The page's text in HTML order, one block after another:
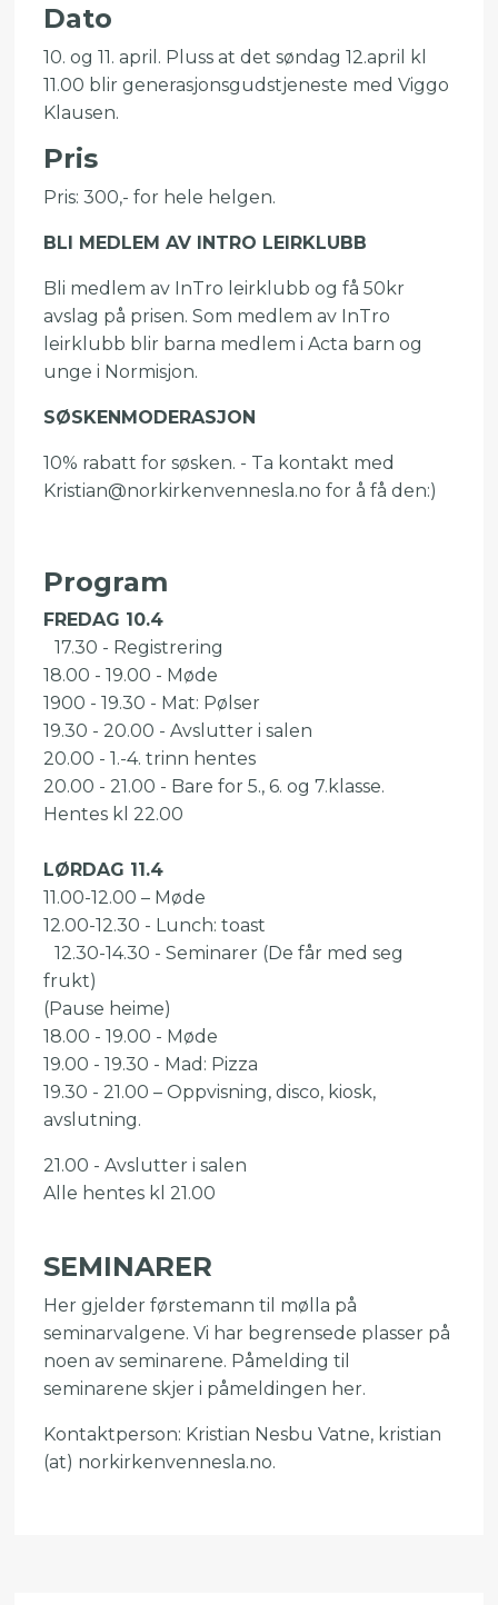
Dato
10. og 11. april. Pluss at det søndag 12.april kl
11.00 blir generasjonsgudstjeneste med Viggo
Klausen.
Pris
Pris: 300,- for hele helgen.
BLI MEDLEM AV INTRO LEIRKLUBB
Bli medlem av InTro leirklubb og få 50kr
avslag på prisen. Som medlem av InTro
leirklubb blir barna medlem i Acta barn og
unge i Normisjon.
SØSKENMODERASJON
10% rabatt for søsken. - Ta kontakt med
Kristian@norkirkenvennesla.no for å få den:)
Program
FREDAG 10.4
17.30 - Registrering
18.00 - 19.00 - Møde
1900 - 19.30 - Mat: Pølser
19.30 - 20.00 - Avslutter i salen
20.00 - 1.-4. trinn hentes
20.00 - 21.00 - Bare for 5., 6. og 7.klasse.
Hentes kl 22.00
LØRDAG 11.4
11.00-12.00 – Møde
12.00-12.30 - Lunch: toast
12.30-14.30 - Seminarer (De får med seg
frukt)
(Pause heime)
18.00 - 19.00 - Møde
19.00 - 19.30 - Mad: Pizza
19.30 - 21.00 – Oppvisning, disco, kiosk,
avslutning.
21.00 - Avslutter i salen
Alle hentes kl 21.00
SEMINARER
Her gjelder førstemann til mølla på
seminarvalgene. Vi har begrensede plasser på
noen av seminarene. Påmelding til
seminarene skjer i påmeldingen her.
Kontaktperson: Kristian Nesbu Vatne, kristian
(at) norkirkenvennesla.no.